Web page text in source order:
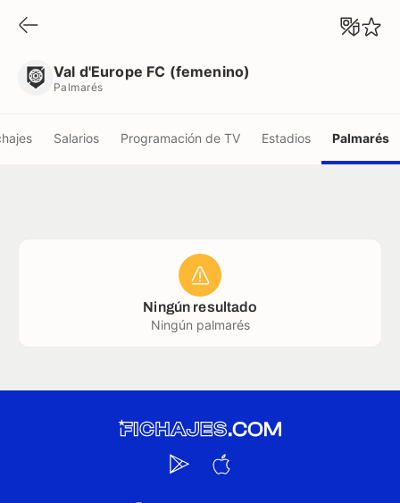
Val d'Europe FC (femenino)
Palmarés
Salarios Programación de TV Estadios Palmarés
Ningún resultado
Ningún palmarés